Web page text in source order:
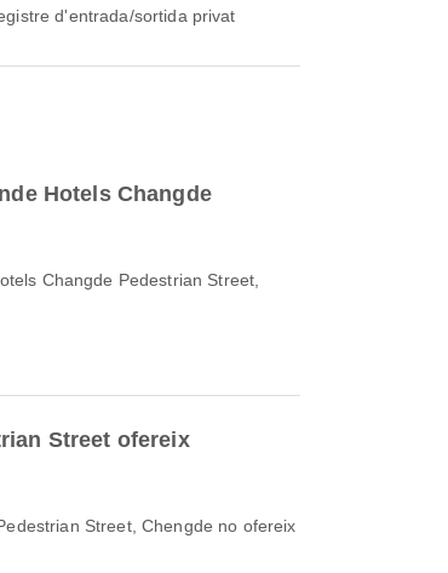
d'entrada/sortida privat
Hotels Changde
Changde Pedestrian Street,
Street ofereix
Street, Chengde no ofereix